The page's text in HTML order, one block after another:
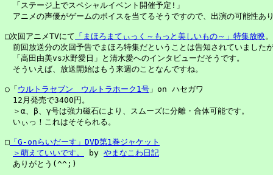
「ステージ上でスペシャルイベント開催予定!」
アニメの声優がゲームのボイスを当てるそうですので、出演の可能性あ
□次回アニメTVにて 「まほろまてぃっく～もっと美しいもの～」特集放映
前回放送分の次回予告でまほろ特集だということは告知されていました
「高田由美vs水野愛日」と清水愛へのインタビューだそうです。
そういえば、放送開始はもう来週のことなんですね。
○「 ウルトラセブン　ウルトラホーク1号 」on ハセガワ
12月発売で3400円。
＞α、β、γ号は強力磁石により、スムーズに分離・合体可能です。
いぃっ！これはそそられる。
□ 「G-onらいだーす」DVD第1巻ジャケット
＞萌えていいです。
by やまなこわ日記
ありがとう(^^;)